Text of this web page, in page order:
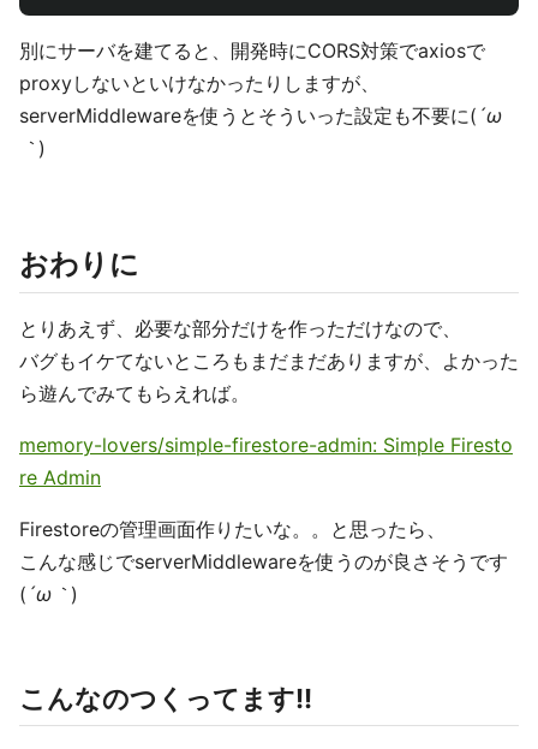
別にサーバを建てると、開発時にCORS対策でaxiosで
proxyしないといけなかったりしますが、
serverMiddlewareを使うとそういった設定も不要に( ´ω
｀ )
おわりに
とりあえず、必要な部分だけを作っただけなので、
バグもイケてないところもまだまだありますが、よかった
ら遊んでみてもらえれば。
memory-lovers/simple-firestore-admin: Simple Firesto
re Admin
Firestoreの管理画面作りたいな。。と思ったら、
こんな感じでserverMiddlewareを使うのが良さそうです
( ´ω｀ )
こんなのつくってます!!